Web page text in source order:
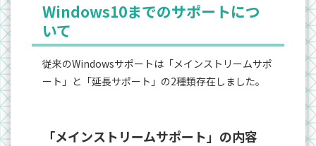
Windows10までのサポートにつ
いて
従来のWindowsサポートは「メインストリームサポ
ート」と「延長サポート」の2種類存在しました。
「メインストリームサポート」の内容